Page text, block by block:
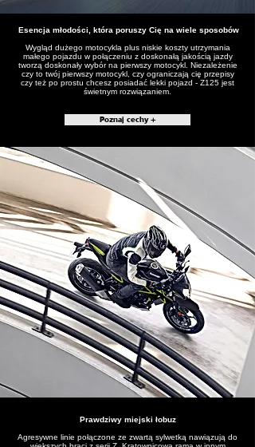
Esencja młodości, która poruszy Cię na wiele sposobów
Wygląd dużego motocykla plus niskie koszty utrzymania
małego pojazdu w połączeniu z doskonałą jakością jazdy
tworzą doskonały wybór na pierwszy motocykl. Niezależenie
czy to twój pierwszy motocykl, czy ograniczają cię przepisy
czy też po prostu chcesz posiadać lekki pojazd - Z125 jest
świetnym rozwiązaniem.
Poznaj cechy +
Prawdziwy miejski łobuz
Agresywne linie połączone ze zwartą sylwetką nawiązują do